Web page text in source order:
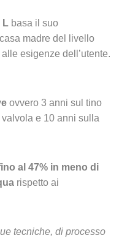
L basa il suo
madre del livello
esigenze dell’utente.
ovvero 3 anni sul tino
e 10 anni sulla
al 47% in meno di
rispetto ai
tecniche, di processo